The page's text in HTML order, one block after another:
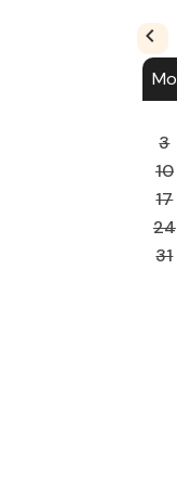
Mo
3
10
17
24
31